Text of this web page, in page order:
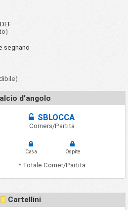
segnano
d'angolo
SBLOCCA
Corners/Partita
Casa Ospite
* Totale Corner/Partita
Cartellini